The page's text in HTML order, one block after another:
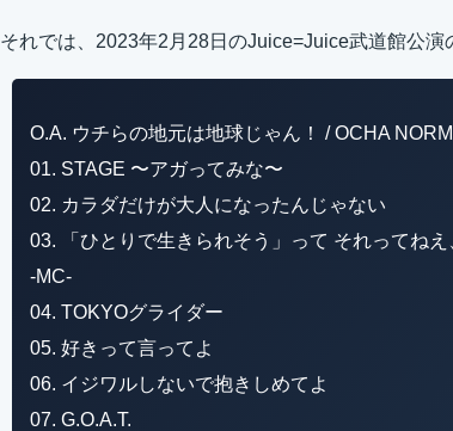
それでは、2023年2月28日のJuice=Juice武道館公演
O.A. ウチらの地元は地球じゃん！ / OCHA
01. STAGE 〜アガってみな〜
02. カラダだけが大人になったんじゃない
03. 「ひとりで生きられそう」って それってねえ
-MC-
04. TOKYOグライダー
05. 好きって言ってよ
06. イジワルしないで抱きしめてよ
07. G.O.A.T.